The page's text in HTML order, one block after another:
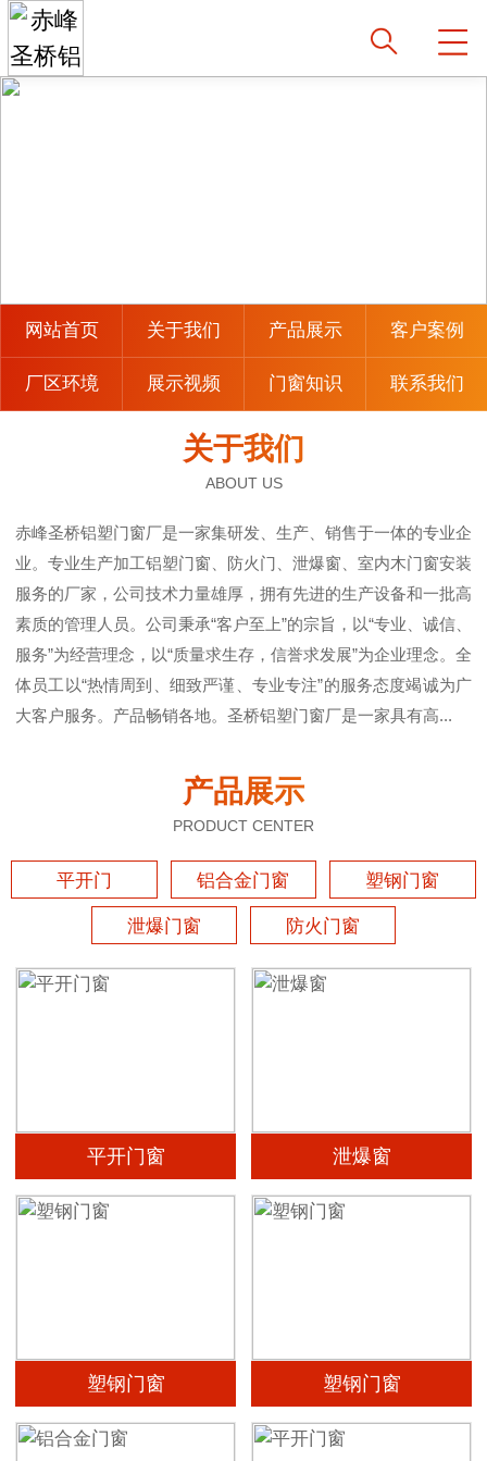
网站首页 关于我们 产品展示 客户案例
厂区环境 展示视频 门窗知识 联系我们
关于我们
ABOUT US
赤峰圣桥铝塑门窗厂是一家集研发、生产、销售于一体的专业企
业。专业生产加工铝塑门窗、防火门、泄爆窗、室内木门窗安装
服务的厂家，公司技术力量雄厚，拥有先进的生产设备和一批高
素质的管理人员。公司秉承“客户至上”的宗旨，以“专业、诚信、
服务”为经营理念，以“质量求生存，信誉求发展”为企业理念。全
体员工以“热情周到、细致严谨、专业专注”的服务态度竭诚为广
大客户服务。产品畅销各地。圣桥铝塑门窗厂是一家具有高...
产品展示
PRODUCT CENTER
平开门 铝合金门窗 塑钢门窗
泄爆门窗 防火门窗
平开门窗 泄爆窗
塑钢门窗 塑钢门窗